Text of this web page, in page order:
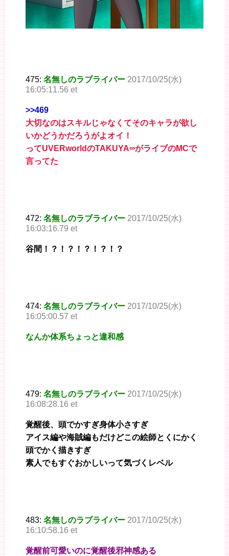
475: 名無しのラブライバー 2017/10/25(水)
16:05:11.56 et
>>469
大切なのはスキルじゃなくてそのキャラが欲し
いかどうかだろうがよオイ！
ってUVERworldのTAKUYA∞がライブのMCで
言ってた
472: 名無しのラブライバー 2017/10/25(水)
16:03:16.79 et
谷間！？！？！？！？！？
474: 名無しのラブライバー 2017/10/25(水)
16:05:00.57 et
なんか体系ちょっと違和感
479: 名無しのラブライバー 2017/10/25(水)
16:08:28.16 et
覚醒後、頭でかすぎ身体小さすぎ
アイス編や海賊編もだけどこの絵師とくにかく
頭でかく描きすぎ
素人でもすぐおかしいって気づくレベル
483: 名無しのラブライバー 2017/10/25(水)
16:10:58.16 et
覚醒前可愛いのに覚醒後邪神感ある